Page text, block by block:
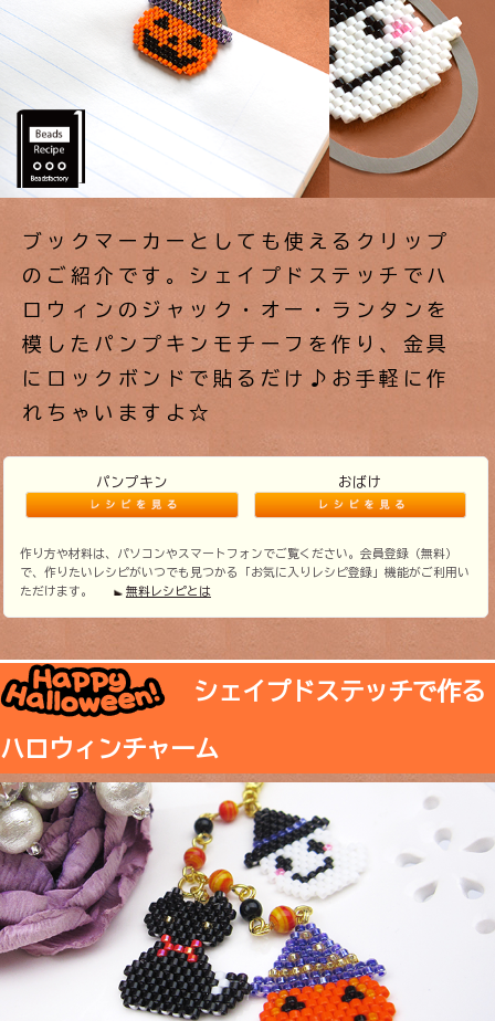
ブックマーカーとしても使えるクリップ
のご紹介です。シェイプドステッチでハ
ロウィンのジャック・オー・ランタンを
模したパンプキンモチーフを作り、金具
にロックボンドで貼るだけ♪お手軽に作
れちゃいますよ☆
パンプキン おばけ
作り方や材料は、パソコンやスマートフォンでご覧ください。会員登録（無料）
で、作りたいレシピがいつでも見つかる「お気に入りレシピ登録」機能がご利用い
ただけます。
無料レシピとは
シェイプドステッチで作る
ハロウィンチャーム